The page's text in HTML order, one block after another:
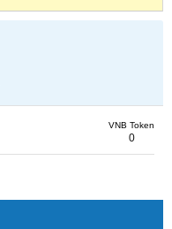
VNB Token
0